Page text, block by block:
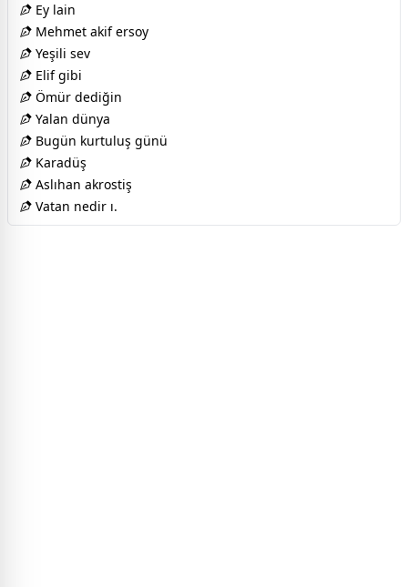
Ey lain
Mehmet akif ersoy
Yeşili sev
Elif gibi
Ömür dediğin
Yalan dünya
Bugün kurtuluş günü
Karadüş
Aslıhan akrostiş
Vatan nedir ı.